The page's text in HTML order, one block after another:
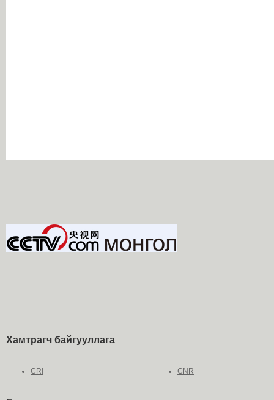
Хамтрагч байгууллага
CRI CNR